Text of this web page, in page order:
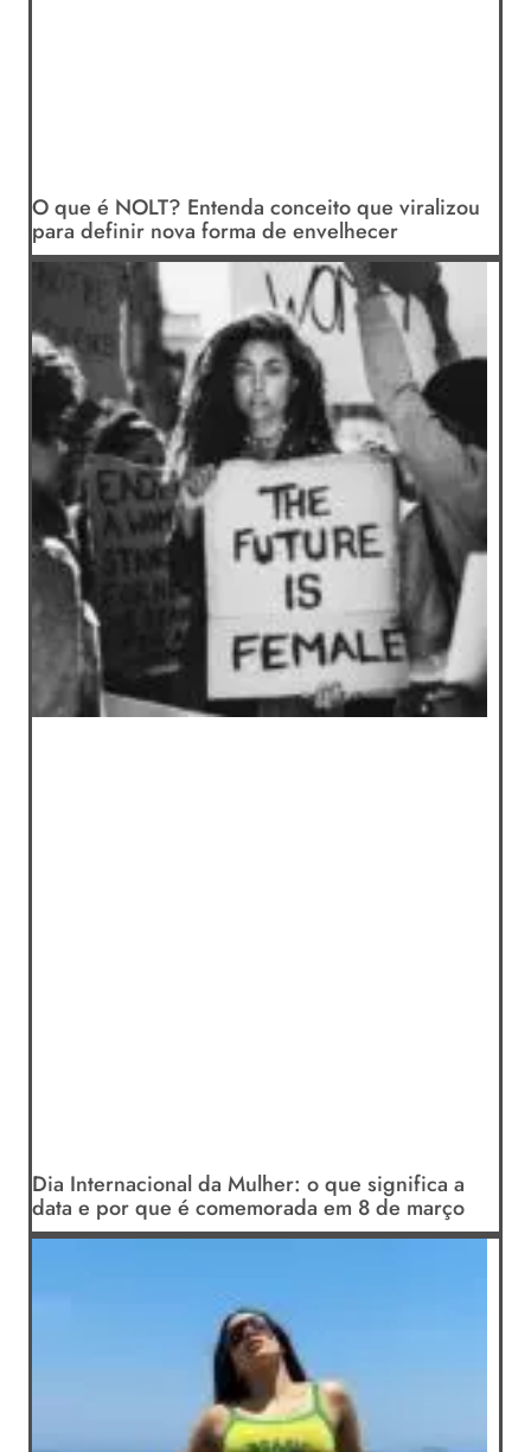
O que é NOLT? Entenda conceito que viralizou
para definir nova forma de envelhecer
Dia Internacional da Mulher: o que significa a
data e por que é comemorada em 8 de março